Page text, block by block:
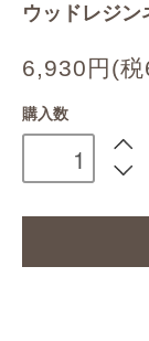
ウッドレジ
6,930円(
購入数